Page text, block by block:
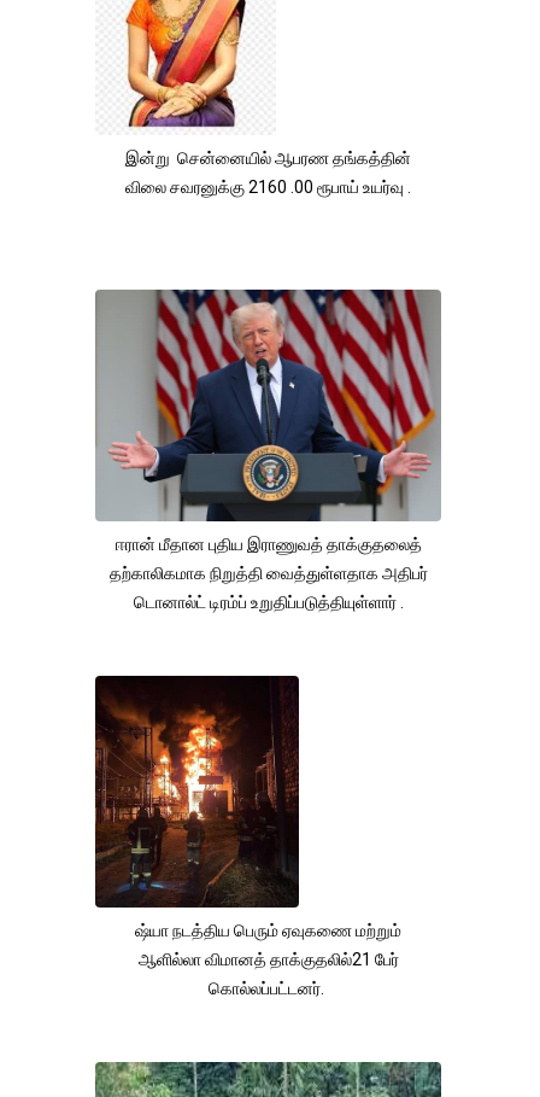
இன்று சென்னையில் ஆபரண தங்கத்தின்
விலை சவரனுக்கு 2160 .00 ரூபாய் உயர்வு .
ஈரான் மீதான புதிய இராணுவத் தாக்குதலைத்
தற்காலிகமாக நிறுத்தி வைத்துள்ளதாக அதிபர்
டொனால்ட் டிரம்ப் உறுதிப்படுத்தியுள்ளார் .
ஷ்யா நடத்திய பெரும் ஏவுகணை மற்றும்
ஆளில்லா விமானத் தாக்குதலில்21 பேர்
கொல்லப்பட்டனர்.